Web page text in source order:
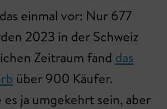
einmal vor: Nur 677
2023 in der Schweiz
Zeitraum fand das
über 900 Käufer.
ja umgekehrt sein, aber